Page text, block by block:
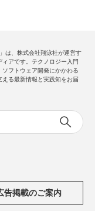
は、株式会社翔泳社が運営す
アです。テクノロジー入門
フトウェア開発にかかわる
る最新情報と実践知をお届
告掲載のご案内